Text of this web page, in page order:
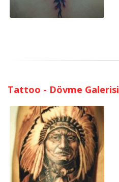
Tattoo - Dövme Galerisi